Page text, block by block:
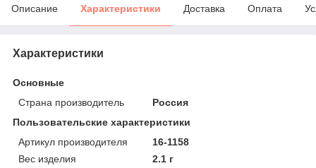
Описание Характеристики Доставка Оплата
Характеристики
Основные
Страна производитель
Россия
Пользовательские характеристики
Артикул производителя
16-1158
Вес изделия
2.1 г